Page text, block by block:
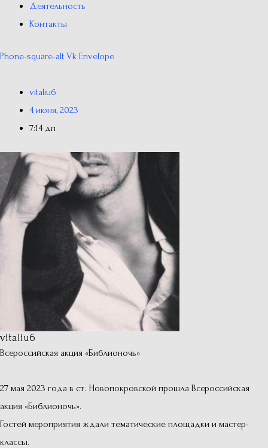
Деятельность
Контакты
Phone-square-alt Vk Envelope
vitaliu6
4 июня, 2023
7:14 дп
vitaliu6
Всероссийская акция «Библионочь»
27 мая 2023 года в ст. Новопокровской прошла Всероссийская
акция «Библионочь».
Гостей мероприятия ждали тематические площадки и мастер-
классы.